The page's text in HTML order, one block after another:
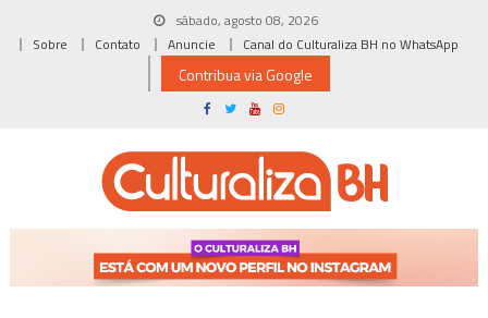
sábado, agosto 08, 2026
Sobre
Contato Anuncie Canal do Culturaliza BH no WhatsApp
Contribua via Google